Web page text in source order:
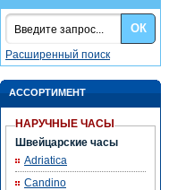
ОК
Расширенный поиск
АССОРТИМЕНТ
НАРУЧНЫЕ ЧАСЫ
Швейцарские часы
Adriatica
Candino